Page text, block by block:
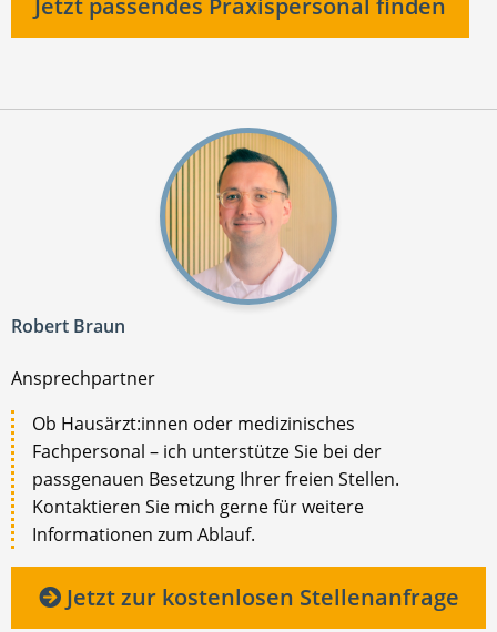
Robert Braun
Ansprechpartner
Ob Hausärzt:innen oder medizinisches
Fachpersonal – ich unterstütze Sie bei der
passgenauen Besetzung Ihrer freien Stellen.
Kontaktieren Sie mich gerne für weitere
Informationen zum Ablauf.
Jetzt zur kostenlosen Stellenanfrage